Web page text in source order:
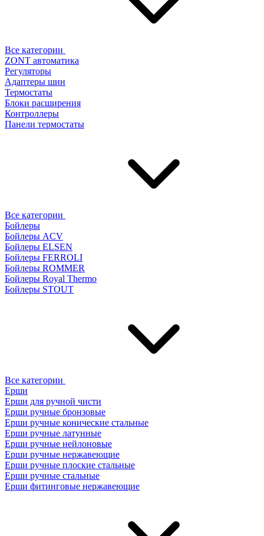
Все категории
ZONT автоматика
Регуляторы
Адаптеры шин
Термостаты
Блоки расширения
Контроллеры
Панели термостаты
Все категории
Бойлеры
Бойлеры ACV
Бойлеры ELSEN
Бойлеры FERROLI
Бойлеры ROMMER
Бойлеры Royal Thermo
Бойлеры STOUT
Все категории
Ерши
Ерши для ручной чисти
Ерши ручные бронзовые
Ерши ручные конические стальные
Ерши ручные латунные
Ерши ручные нейлоновые
Ерши ручные нержавеющие
Ерши ручные плоские стальные
Ерши ручные стальные
Ерши фитинговые нержавеющие